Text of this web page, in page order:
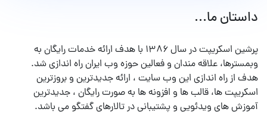
داستان ما...
پرشین اسکریپت در سال ۱۳۸۶ با هدف ارائه خدمات رایگان به
وبمسترها، علاقه مندان و فعالین حوزه وب ایران راه اندازی شد.
هدف از راه اندازی این وب سایت ، ارائه جدیدترین و بروزترین
اسکریپت ها، قالب ها و افزونه ها به صورت رایگان ، جدیدترین
آموزش های ویدئویی و پشتیبانی در تالارهای گفتگو می باشد.